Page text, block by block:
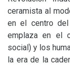
ceramista al
en el centro
emplaza en el
social) y los
la era de la